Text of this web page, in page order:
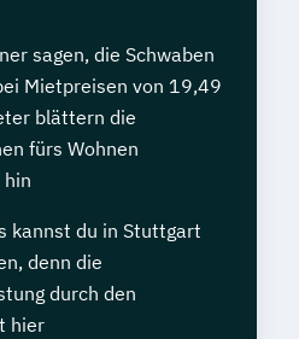
sagen, die Schwaben
Mietpreisen von 19,49
blättern die
fürs Wohnen
kannst du in Stuttgart
denn die
durch den
hier